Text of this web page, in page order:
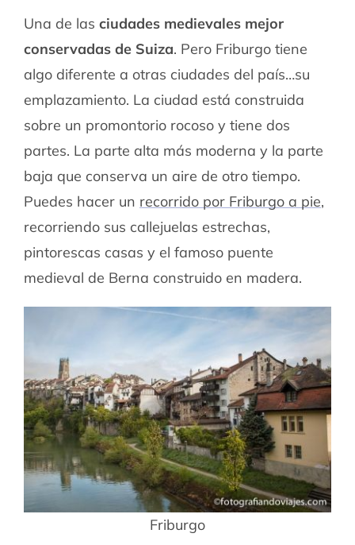
Una de las ciudades medievales mejor
conservadas de Suiza. Pero Friburgo tiene
algo diferente a otras ciudades del país…su
emplazamiento. La ciudad está construida
sobre un promontorio rocoso y tiene dos
partes. La parte alta más moderna y la parte
baja que conserva un aire de otro tiempo.
Puedes hacer un recorrido por Friburgo a pie,
recorriendo sus callejuelas estrechas,
pintorescas casas y el famoso puente
medieval de Berna construido en madera.
Friburgo